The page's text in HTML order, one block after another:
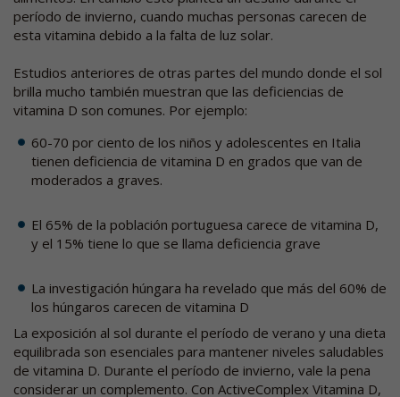
período de invierno, cuando muchas personas carecen de
esta vitamina debido a la falta de luz solar.
Estudios anteriores de otras partes del mundo donde el sol
brilla mucho también muestran que las deficiencias de
vitamina D son comunes. Por ejemplo:
60-70 por ciento de los niños y adolescentes en Italia
tienen deficiencia de vitamina D en grados que van de
moderados a graves.
El 65% de la población portuguesa carece de vitamina D,
y el 15% tiene lo que se llama deficiencia grave
La investigación húngara ha revelado que más del 60% de
los húngaros carecen de vitamina D
La exposición al sol durante el período de verano y una dieta
equilibrada son esenciales para mantener niveles saludables
de vitamina D. Durante el período de invierno, vale la pena
considerar un complemento. Con ActiveComplex Vitamina D,